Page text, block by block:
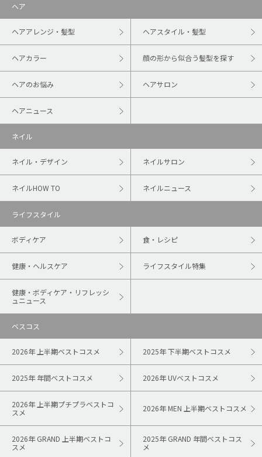
ヘア
ヘアアレンジ・髪型 ヘアスタイル・髪型
ヘアカラー 顔の形から似合う髪型を探す
ヘアのお悩み ヘアサロン
ヘアニュース
ネイル
ネイル・デザイン ネイルサロン
ネイルHOW TO ネイルニュース
ライフスタイル
ボディケア 食・レシピ
健康・ヘルスケア ライフスタイル特集
健康・ボディケア・リフレッシ
ュニュース
ベスコス
2026年 上半期ベストコスメ 2025年 下半期ベストコスメ
2025年 年間ベストコスメ 2026年 UVベストコスメ
2026年 上半期プチプラベストコ
スメ
2026年 MEN 上半期ベストコスメ
2026年 GRAND 上半期ベストコ
スメ
2025年 GRAND 年間ベストコス
メ